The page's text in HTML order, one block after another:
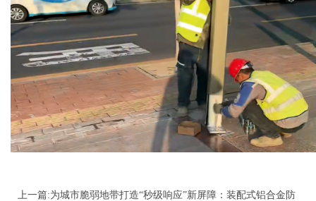
上一篇:为城市脆弱地带打造“秒级响应”新屏障：装配式铝合金防